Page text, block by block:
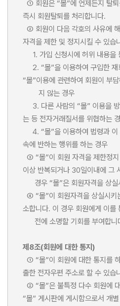
① 회원은 “몰”에 언제든지 탈
즉시 회원탈퇴를 처리합니다.
② 회원이 다음 각호의 사유에
자격을 제한 및 정지시킬 수 있습
1. 가입 신청시에 허위 내용을
2. “몰”을 이용하여 구입한 재
“몰”이용에 관련하여 회원이 부
지 않는 경우
3. 다른 사람의 “몰” 이용을
는 등 전자거래질서를 위협하는
4. “몰”을 이용하여 법령과 이
속에 반하는 행위를 하는 경우
③ “몰”이 회원 자격을 제한정
이상 반복되거나 30일이내에 그
경우 “몰”은 회원자격을 상실
④ “몰”이 회원자격을 상실시키
소합니다. 이 경우 회원에게 이를
전에 소명할 기회를 부여합니
제8조(회원에 대한 통지)
① “몰”이 회원에 대한 통지를
출한 전자우편 주소로 할 수 있습
② “몰”은 불특정 다수 회원에
“몰” 게시판에 게시함으로서 개